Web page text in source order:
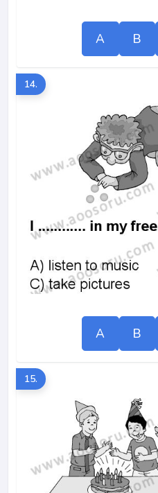
A B
14.
A B
15.